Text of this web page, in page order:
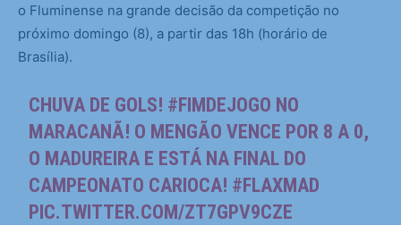
o Fluminense na grande decisão da competição no
próximo domingo (8), a partir das 18h (horário de
Brasília).
CHUVA DE GOLS! #FIMDEJOGO NO
MARACANÃ! O MENGÃO VENCE POR 8 A 0,
O MADUREIRA E ESTÁ NA FINAL DO
CAMPEONATO CARIOCA! #FLAXMAD
PIC.TWITTER.COM/ZT7GPV9CZE